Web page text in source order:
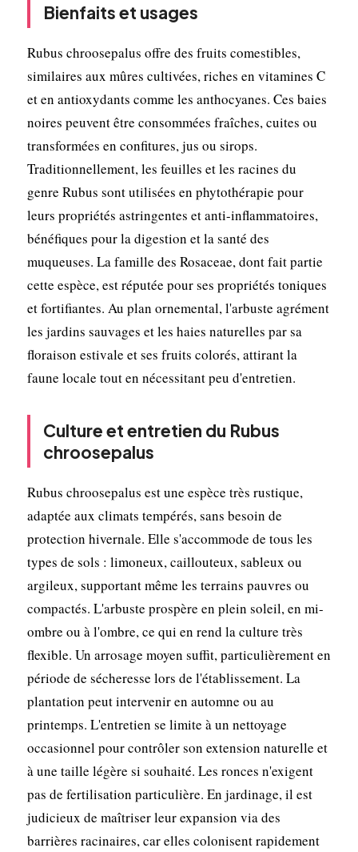
Bienfaits et usages
Rubus chroosepalus offre des fruits comestibles,
similaires aux mûres cultivées, riches en vitamines C
et en antioxydants comme les anthocyanes. Ces baies
noires peuvent être consommées fraîches, cuites ou
transformées en confitures, jus ou sirops.
Traditionnellement, les feuilles et les racines du
genre Rubus sont utilisées en phytothérapie pour
leurs propriétés astringentes et anti-inflammatoires,
bénéfiques pour la digestion et la santé des
muqueuses. La famille des Rosaceae, dont fait partie
cette espèce, est réputée pour ses propriétés toniques
et fortifiantes. Au plan ornemental, l'arbuste agrément
les jardins sauvages et les haies naturelles par sa
floraison estivale et ses fruits colorés, attirant la
faune locale tout en nécessitant peu d'entretien.
Culture et entretien du Rubus
chroosepalus
Rubus chroosepalus est une espèce très rustique,
adaptée aux climats tempérés, sans besoin de
protection hivernale. Elle s'accommode de tous les
types de sols : limoneux, caillouteux, sableux ou
argileux, supportant même les terrains pauvres ou
compactés. L'arbuste prospère en plein soleil, en mi-
ombre ou à l'ombre, ce qui en rend la culture très
flexible. Un arrosage moyen suffit, particulièrement en
période de sécheresse lors de l'établissement. La
plantation peut intervenir en automne ou au
printemps. L'entretien se limite à un nettoyage
occasionnel pour contrôler son extension naturelle et
à une taille légère si souhaité. Les ronces n'exigent
pas de fertilisation particulière. En jardinage, il est
judicieux de maîtriser leur expansion via des
barrières racinaires, car elles colonisent rapidement